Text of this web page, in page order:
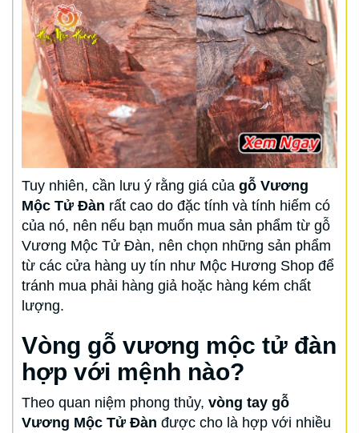
Tuy nhiên, cần lưu ý rằng giá của gỗ Vương
Mộc Tử Đàn rất cao do đặc tính và tính hiếm có
của nó, nên nếu bạn muốn mua sản phẩm từ gỗ
Vương Mộc Tử Đàn, nên chọn những sản phẩm
từ các cửa hàng uy tín như Mộc Hương Shop để
tránh mua phải hàng giả hoặc hàng kém chất
lượng.
Vòng gỗ vương mộc tử đàn
hợp với mệnh nào?
Theo quan niệm phong thủy, vòng tay gỗ
Vương Mộc Tử Đàn được cho là hợp với nhiều